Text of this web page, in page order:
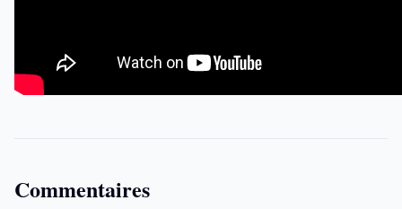
Commentaires